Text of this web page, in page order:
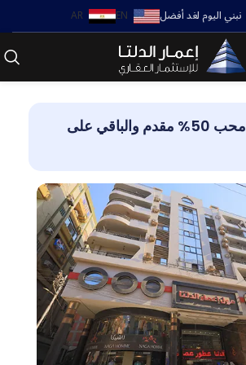
| نبني اليوم لغد أفضل EN
AR
مشروع مول محب 50% مقدم والباقي على